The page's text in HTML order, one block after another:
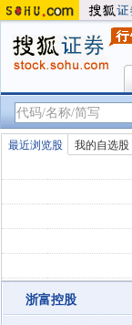
最近浏览股 我的自选股
浙富控股